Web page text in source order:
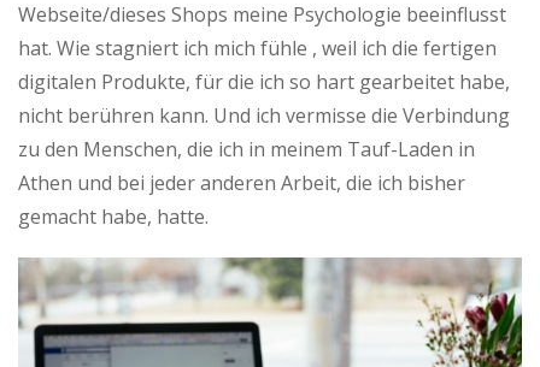
Webseite/dieses Shops meine Psychologie beeinflusst
hat. Wie stagniert ich mich fühle , weil ich die fertigen
digitalen Produkte, für die ich so hart gearbeitet habe,
nicht berühren kann. Und ich vermisse die Verbindung
zu den Menschen, die ich in meinem Tauf-Laden in
Athen und bei jeder anderen Arbeit, die ich bisher
gemacht habe, hatte.